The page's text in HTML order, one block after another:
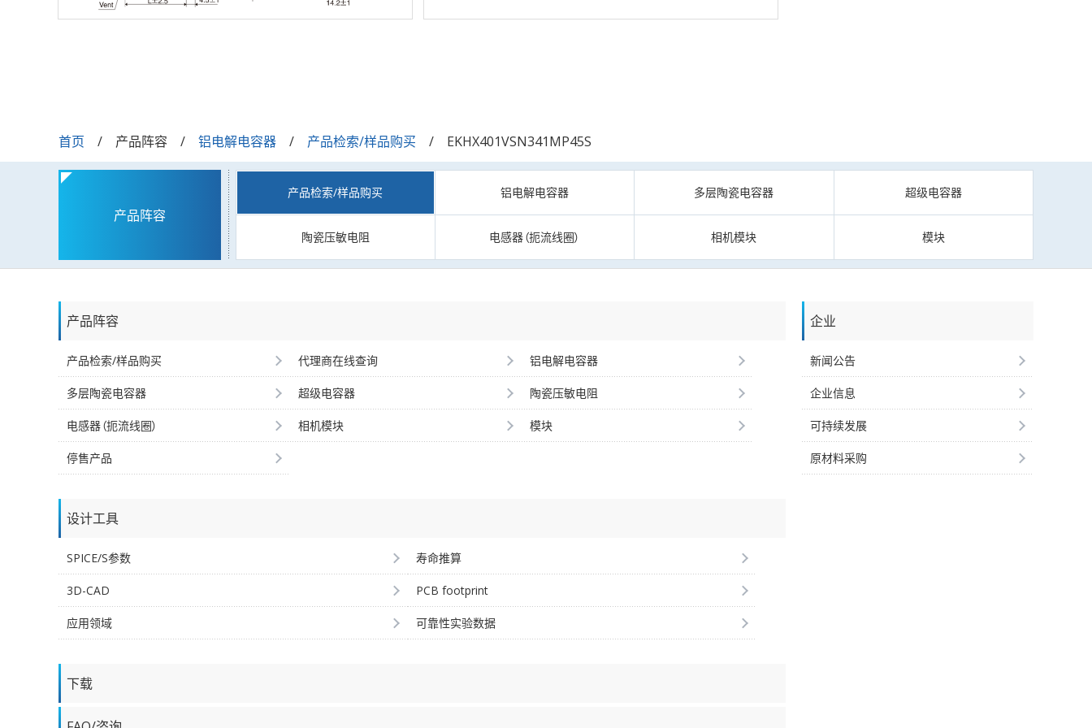
首页 产品阵容 铝电解电容器 产品检索/样品购买 EKHX401VSN341MP45S
产品阵容
产品检索/样品购买 铝电解电容器 多层陶瓷电容器 超级电容器
陶瓷压敏电阻 电感器（扼流线圈） 相机模块 模块
产品阵容
产品检索/样品购买 代理商在线查询 铝电解电容器
多层陶瓷电容器 超级电容器 陶瓷压敏电阻
电感器（扼流线圈） 相机模块 模块
停售产品
设计工具
SPICE/S参数 寿命推算
3D-CAD PCB footprint
应用领域 可靠性实验数据
下载
企业
新闻公告
企业信息
可持续发展
原材料采购